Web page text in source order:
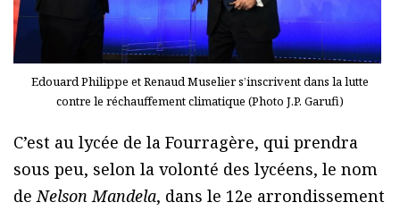
Edouard Philippe et Renaud Muselier s’inscrivent dans la lutte
contre le réchauffement climatique (Photo J.P. Garufi)
C’est au lycée de la Fourragère, qui prendra
sous peu, selon la volonté des lycéens, le nom
deNelson Mandela, dans le 12e arrondissement